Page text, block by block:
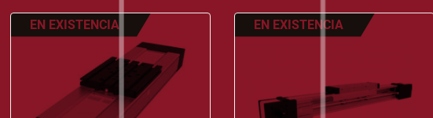
EN EXISTENCIA EN EXISTENCIA